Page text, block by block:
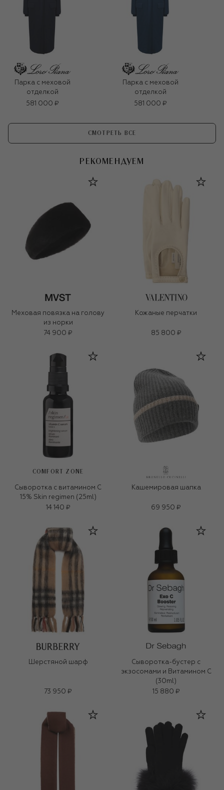
Парка с меховой
отделкой
581 000 ₽
Парка с меховой
отделкой
581 000 ₽
СМОТРЕТЬ ВСЕ
РЕКОМЕНДУЕМ
Меховая повязка на голову
из норки
74 900 ₽
Кожаные перчатки
85 800 ₽
COMFORT ZONE
Сыворотка с витамином C
15% Skin regimen (25ml)
14 140 ₽
Кашемировая шапка
69 950 ₽
Шерстяной шарф
73 950 ₽
Сыворотка-бустер с
экзосомами и Витамином С
(30ml)
15 880 ₽